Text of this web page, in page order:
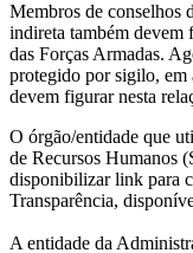
Membros de conselhos
indireta também devem
das Forças Armadas.
protegido por sigilo, em
devem figurar nesta
O órgão/entidade que
de Recursos Humanos
disponibilizar link para
Transparência,
A entidade da